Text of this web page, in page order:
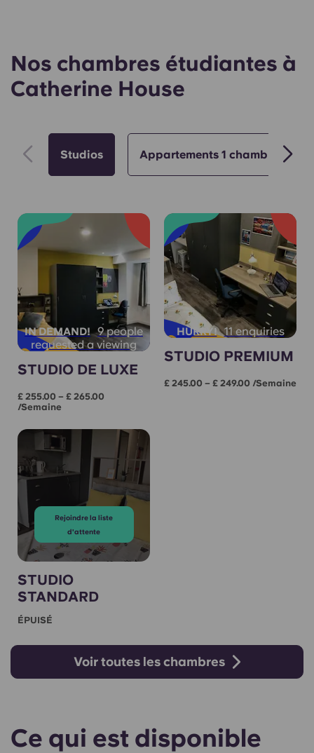
Nos chambres étudiantes à
Catherine House
Studios Appartements 1 chambre
IN DEMAND!
9 people
requested a viewing
STUDIO DE LUXE
£ 255.00 – £ 265.00
/semaine
HURRY! 11 enquiries
STUDIO PREMIUM
£ 245.00 – £ 249.00 /semaine
Rejoindre la liste
d'attente
STUDIO
STANDARD
ÉPUISÉ
Voir toutes les chambres
Ce qui est disponible